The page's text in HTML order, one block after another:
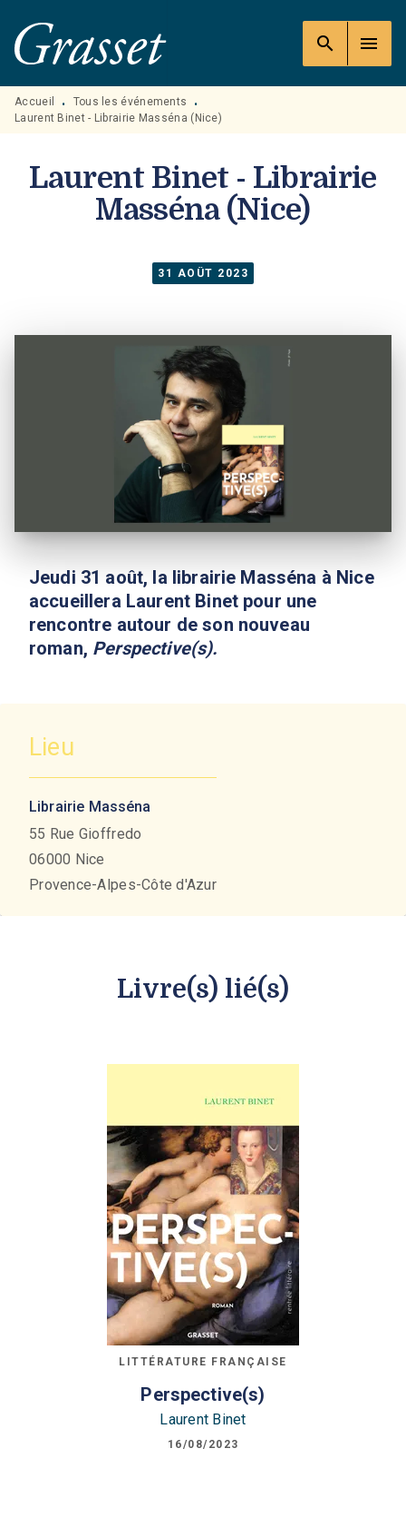
MENU RECHERCHE
PIED DE PAGE
search menu
Accueil • Tous les événements
•
Laurent Binet - Librairie Masséna (Nice)
Laurent Binet - Librairie
Masséna (Nice)
31 AOÛT 2023
Jeudi 31 août, la librairie Masséna à Nice
accueillera Laurent Binet pour une
rencontre autour de son nouveau
roman, Perspective(s).
Lieu
Librairie Masséna
55 Rue Gioffredo
06000 Nice
Provence-Alpes-Côte d'Azur
Livre(s) lié(s)
LITTÉRATURE FRANÇAISE
Perspective(s)
Laurent Binet
16/08/2023